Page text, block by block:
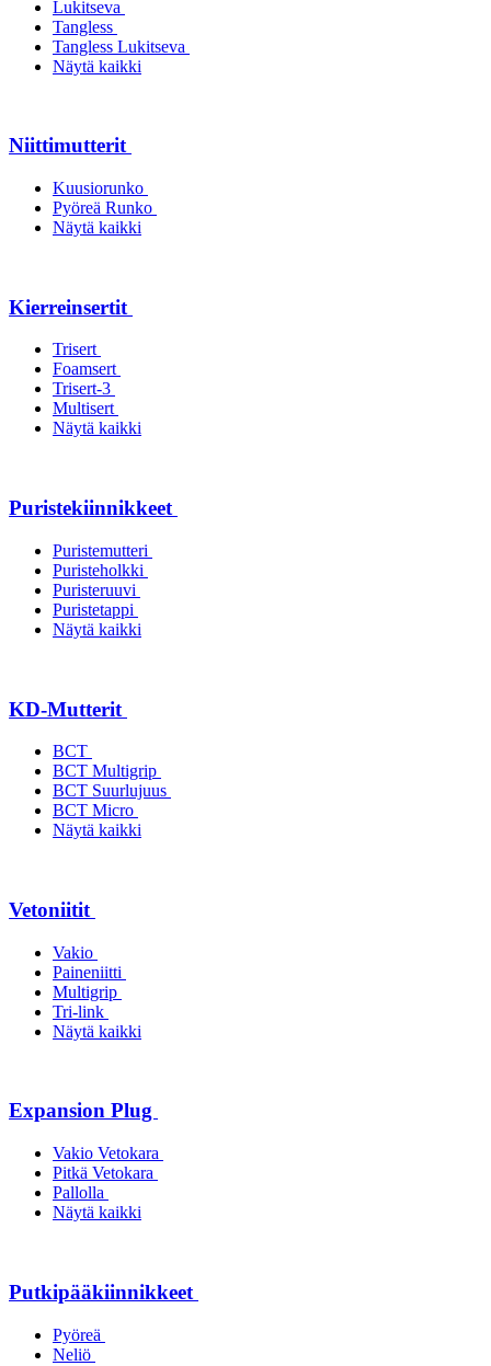
Lukitseva
Tangless
Tangless Lukitseva
Näytä kaikki
Niittimutterit
Kuusiorunko
Pyöreä Runko
Näytä kaikki
Kierreinsertit
Trisert
Foamsert
Trisert-3
Multisert
Näytä kaikki
Puristekiinnikkeet
Puristemutteri
Puristeholkki
Puristeruuvi
Puristetappi
Näytä kaikki
KD-Mutterit
BCT
BCT Multigrip
BCT Suurlujuus
BCT Micro
Näytä kaikki
Vetoniitit
Vakio
Paineniitti
Multigrip
Tri-link
Näytä kaikki
Expansion Plug
Vakio Vetokara
Pitkä Vetokara
Pallolla
Näytä kaikki
Putkipääkiinnikkeet
Pyöreä
Neliö